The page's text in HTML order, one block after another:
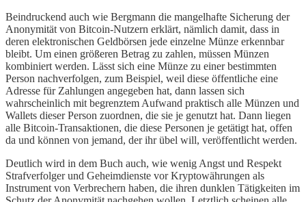
Beindruckend auch wie Bergmann die mangelhafte Sicherung der
Anonymität von Bitcoin-Nutzern erklärt, nämlich damit, dass in
deren elektronischen Geldbörsen jede einzelne Münze erkennbar
bleibt. Um einen größeren Betrag zu zahlen, müssen Münzen
kombiniert werden. Lässt sich eine Münze zu einer bestimmten
Person nachverfolgen, zum Beispiel, weil diese öffentliche eine
Adresse für Zahlungen angegeben hat, dann lassen sich
wahrscheinlich mit begrenztem Aufwand praktisch alle Münzen und
Wallets dieser Person zuordnen, die sie je genutzt hat. Dann liegen
alle Bitcoin-Transaktionen, die diese Personen je getätigt hat, offen
da und können von jemand, der ihr übel will, veröffentlicht werden.
Deutlich wird in dem Buch auch, wie wenig Angst und Respekt
Strafverfolger und Geheimdienste vor Kryptowährungen als
Instrument von Verbrechern haben, die ihren dunklen Tätigkeiten im